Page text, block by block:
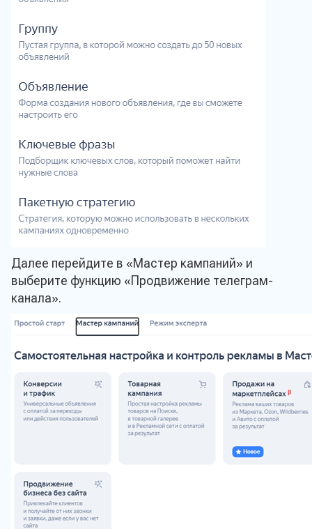
Далее перейдите в «Мастер кампаний» и
выберите функцию «Продвижение телеграм-
канала».
Оставить заявку
подбор
Email*